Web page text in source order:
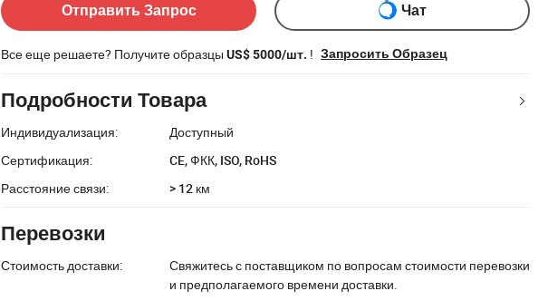
Отправить Запрос Чат
Все еще решаете? Получите образцы US$ 5000/шт. ! Запросить Образец
Подробности Товара
Индивидуализация:
Доступный
Сертификация:
CE, ФКК, ISO, RoHS
Расстояние связи:
> 12 км
Перевозки
Стоимость доставки:
Свяжитесь с поставщиком по вопросам стоимости перевозки
и предполагаемого времени доставки.